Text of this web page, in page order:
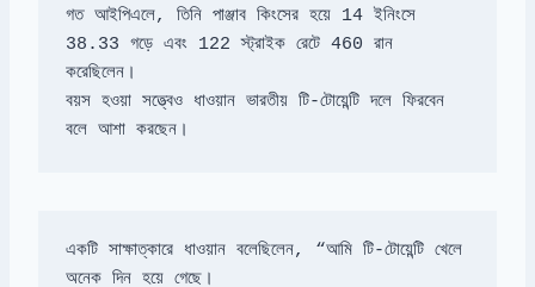
গত আইপিএলে, তিনি পাঞ্জাব কিংসের হয়ে 14 ইনিংসে
38.33 গড়ে এবং 122 স্ট্রাইক রেটে 460 রান
বয়স হওয়া সত্ত্বেও ধাওয়ান ভারতীয় টি-টোয়েন্টি দলে ফিরবেন
বলে আশা করছেন।
একটি সাক্ষাত্কারে ধাওয়ান বলেছিলেন, “আমি টি-টোয়েন্টি খেলে